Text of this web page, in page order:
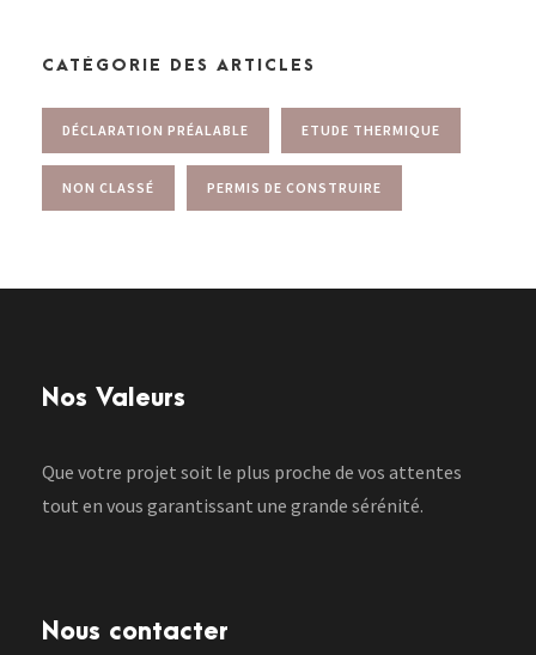
CATÉGORIE DES ARTICLES
DÉCLARATION PRÉALABLE ETUDE THERMIQUE
NON CLASSÉ PERMIS DE CONSTRUIRE
Nos Valeurs
Que votre projet soit le plus proche de vos attentes
tout en vous garantissant une grande sérénité.
Nous contacter